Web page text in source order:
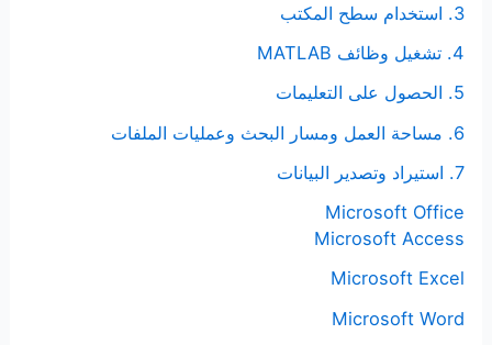
3. استخدام سطح المكتب
4. تشغيل وظائف MATLAB
5. الحصول على التعليمات
6. مساحة العمل ومسار البحث وعمليات الملفات
7. استيراد وتصدير البيانات
Microsoft Office
Microsoft Access
Microsoft Excel
Microsoft Word